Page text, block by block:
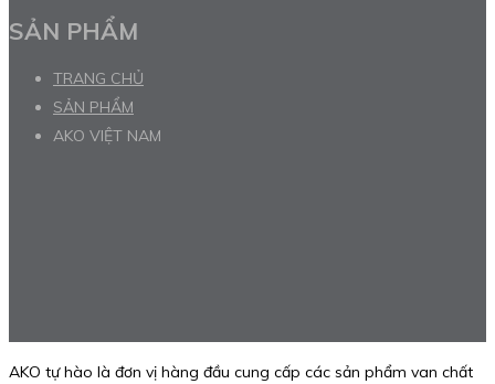
SẢN PHẨM
TRANG CHỦ
SẢN PHẨM
AKO VIỆT NAM
AKO tự hào là đơn vị hàng đầu cung cấp các sản phẩm van chất